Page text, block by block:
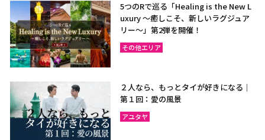
バンコク
サムットソンクラーム
アユタヤ
ナコーンパトム
カンチャナブリー
チャアム（ペッチャブリ
ー）
アーントーン
チャイナート
ロッブリー
5つのRで巡る「Healing is the New L
uxury ～癒しこそ、新しいラグジュア
リー〜」第2弾を開催！
その他エリア
２人なら、もっとタイが好きになる｜
第１回：愛の風景
アユタヤ